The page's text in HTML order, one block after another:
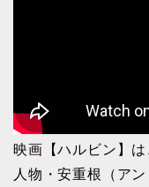
映画【ハルビン】
人物・安重根（ア